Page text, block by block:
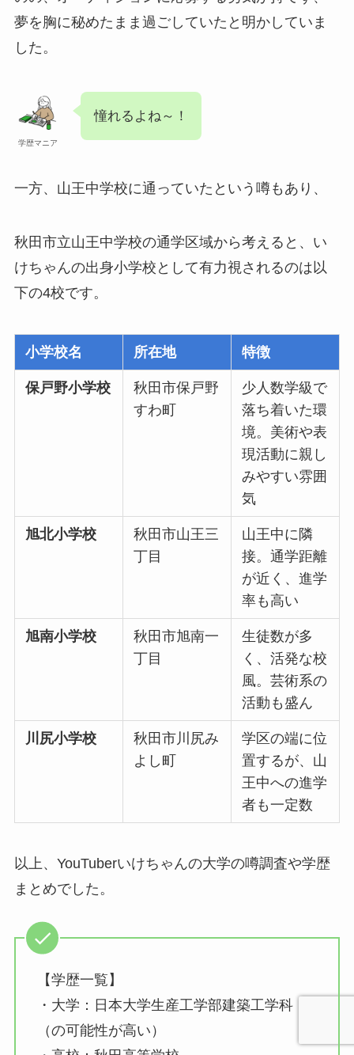
夢を胸に秘めたまま過ごしていたと明かしていま
した。
学歴マニア
憧れるよね～！
一方、山王中学校に通っていたという噂もあり、
秋田市立山王中学校の通学区域から考えると、い
けちゃんの出身小学校として有力視されるのは以
下の4校です。
小学校名 所在地 特徴
保戸野小学校
秋田市保戸野
すわ町
少人数学級で
落ち着いた環
境。美術や表
現活動に親し
みやすい雰囲
気
旭北小学校
秋田市山王三
丁目
山王中に隣
接。通学距離
が近く、進学
率も高い
旭南小学校
秋田市旭南一
丁目
生徒数が多
く、活発な校
風。芸術系の
活動も盛ん
川尻小学校
秋田市川尻み
よし町
学区の端に位
置するが、山
王中への進学
者も一定数
以上、YouTuberいけちゃんの大学の噂調査や学歴
まとめでした。
【学歴一覧】
・大学：日本大学生産工学部建築工学科
（の可能性が高い）